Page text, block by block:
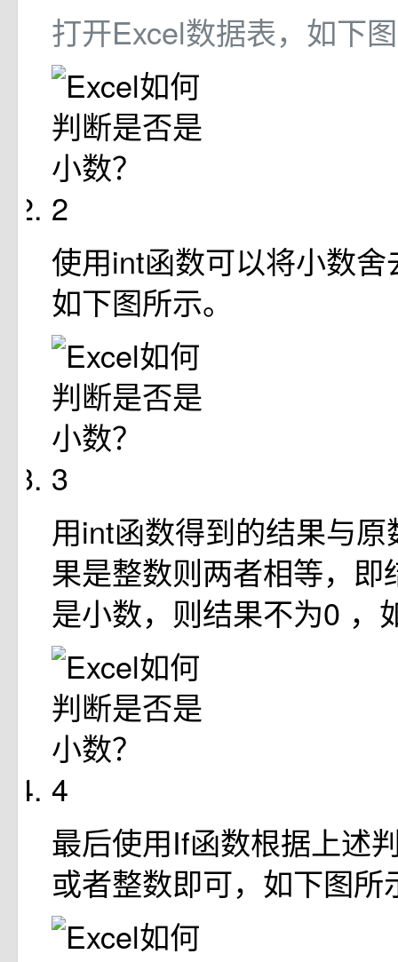
打开Excel数据表，如下
2
使用int函数可以将小数
如下图所示。
3
用int函数得到的结果与
果是整数则两者相等，即
是小数，则结果不为0 ，
4
最后使用If函数根据上述
或者整数即可，如下图所